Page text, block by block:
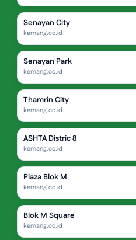
Senayan City
kemang.co.id
Senayan Park
kemang.co.id
Thamrin City
kemang.co.id
ASHTA Distric 8
kemang.co.id
Plaza Blok M
kemang.co.id
Blok M Square
kemang.co.id